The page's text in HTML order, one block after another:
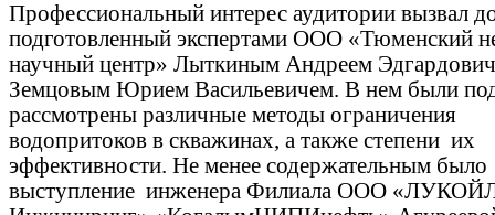
Профессиональный интерес аудитории вызвал
подготовленный экспертами ООО «Тюменский
научный центр» Лыткиным Андреем
Земцовым Юрием Васильевичем. В нем были
рассмотрены различные методы ограничения
водопритоков в скважинах, а также степени их
эффективности. Не менее содержательным было
выступление инженера Филиала ООО